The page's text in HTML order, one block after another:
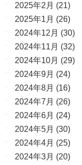
2025年2月 (21)
2025年1月 (26)
2024年12月 (30)
2024年11月 (32)
2024年10月 (29)
2024年9月 (24)
2024年8月 (16)
2024年7月 (26)
2024年6月 (24)
2024年5月 (30)
2024年4月 (25)
2024年3月 (20)